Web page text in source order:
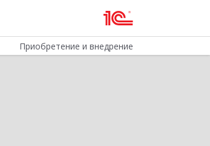
Приобретение и внедрение